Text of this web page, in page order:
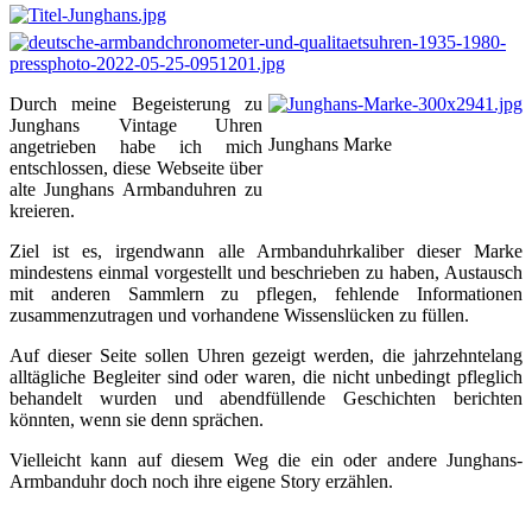
Junghans Marke
Durch meine Begeisterung zu
Junghans Vintage Uhren
angetrieben habe ich mich
entschlossen, diese Webseite über
alte Junghans Armbanduhren zu
kreieren.
Ziel ist es, irgendwann alle Armbanduhrkaliber dieser Marke
mindestens einmal vorgestellt und beschrieben zu haben, Austausch
mit anderen Sammlern zu pflegen, fehlende Informationen
zusammenzutragen und vorhandene Wissenslücken zu füllen.
Auf dieser Seite sollen Uhren gezeigt werden, die jahrzehntelang
alltägliche Begleiter sind oder waren, die nicht unbedingt pfleglich
behandelt wurden und abendfüllende Geschichten berichten
könnten, wenn sie denn sprächen.
Vielleicht kann auf diesem Weg die ein oder andere Junghans-
Armbanduhr doch noch ihre eigene Story erzählen.